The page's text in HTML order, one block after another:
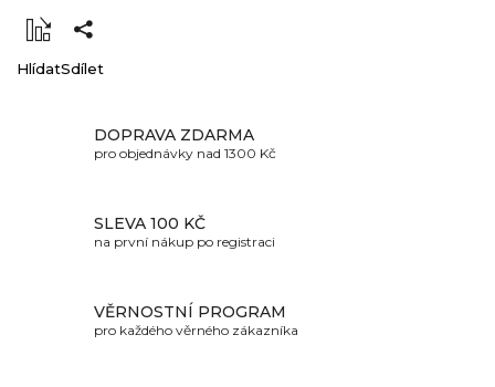
HlídatSdílet
DOPRAVA ZDARMA
pro objednávky nad 1300 Kč
SLEVA 100 KČ
na první nákup po registraci
VĚRNOSTNÍ PROGRAM
pro každého věrného zákazníka